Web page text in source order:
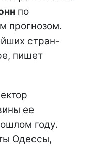
по
прогнозом.
стран-
пишет
ее
году.
Одессы,